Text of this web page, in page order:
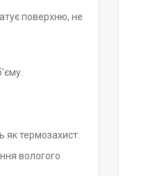
поверхню, не
як термозахист.
вологого